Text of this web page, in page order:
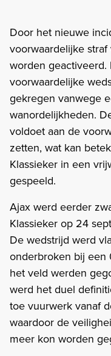
Door het nieuwe
voorwaardelijke
worden
voorwaardelijke
gekregen vanwege
wanordelijkheden.
voldoet aan de
zetten, wat kan
Klassieker in een
gespeeld.
Ajax werd eerder
Klassieker op 24
De wedstrijd werd
onderbroken bij een
het veld werden
werd het duel
toe vuurwerk vanaf
waardoor de
meer kon worden